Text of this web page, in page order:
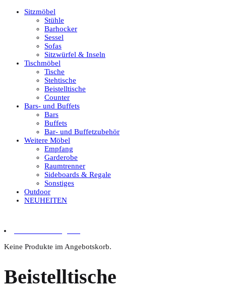
Sitzmöbel
Stühle
Barhocker
Sessel
Sofas
Sitzwürfel & Inseln
Tischmöbel
Tische
Stehtische
Beistelltische
Counter
Bars- und Buffets
Bars
Buffets
Bar- und Buffetzubehör
Weitere Möbel
Empfang
Garderobe
Raumtrenner
Sideboards & Regale
Sonstiges
Outdoor
NEUHEITEN
Keine Produkte im Angebotskorb.
Beistelltische